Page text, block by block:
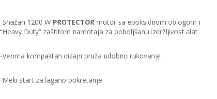
-Snažan 1200 W PROTECTOR motor sa epoksidnom oblogom i
“Heavy Duty” zaštitom namotaja za poboljšanu izdržljivost alat
-Veoma kompaktan dizajn pruža udobno rukovanje
-Meki start za lagano pokretanje